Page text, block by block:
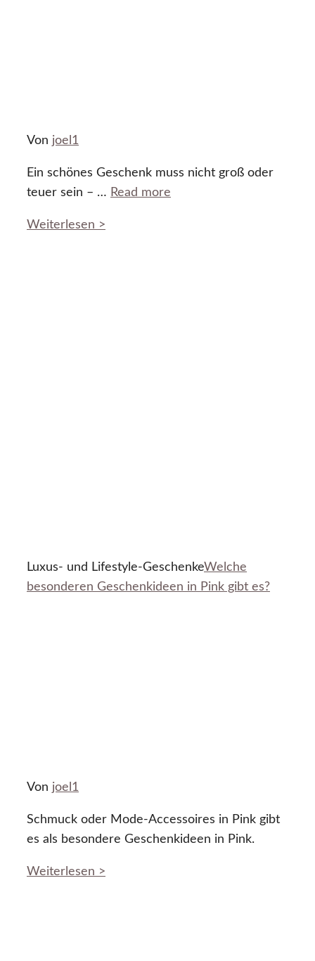
Von joel1
Ein schönes Geschenk muss nicht groß oder
teuer sein – … Read more
Weiterlesen >
Luxus- und Lifestyle-GeschenkeWelche
besonderen Geschenkideen in Pink gibt es?
Von joel1
Schmuck oder Mode-Accessoires in Pink gibt
es als besondere Geschenkideen in Pink.
Weiterlesen >